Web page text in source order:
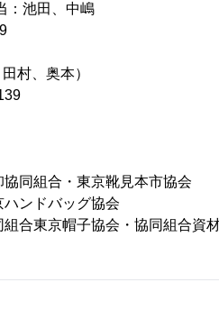
池田、中嶋
村、奥本）
組合・東京靴見本市協会
ドバッグ協会
東京帽子協会・協同組合資